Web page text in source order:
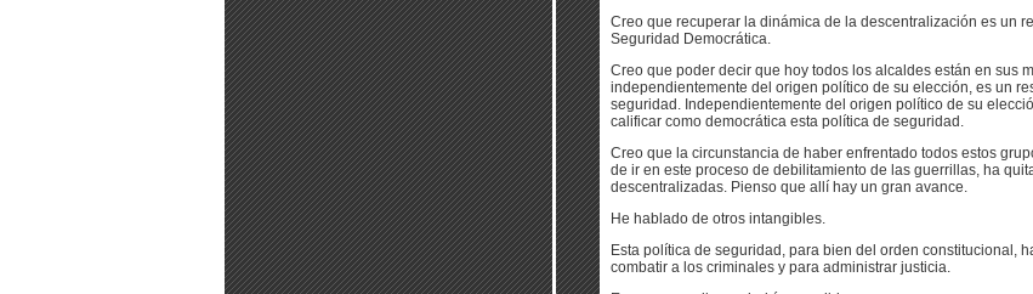
Creo que recuperar la dinámica de la descentralización es un
Seguridad Democrática.
Creo que poder decir que hoy todos los alcaldes están en sus
independientemente del origen político de su elección, es un
seguridad. Independientemente del origen político de su
calificar como democrática esta política de seguridad.
Creo que la circunstancia de haber enfrentado todos estos
de ir en este proceso de debilitamiento de las guerrillas, ha
descentralizadas. Pienso que allí hay un gran avance.
He hablado de otros intangibles.
Esta política de seguridad, para bien del orden constitucional,
combatir a los criminales y para administrar justicia.